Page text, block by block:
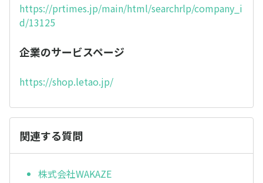
https://prtimes.jp/main/html/searchrlp/company_i
d/13125
企業のサービスページ
https://shop.letao.jp/
関連する質問
株式会社WAKAZE